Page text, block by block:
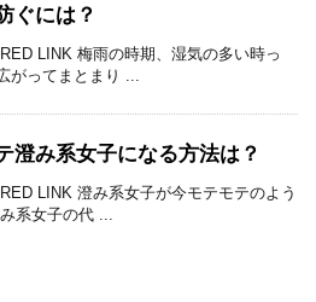
ぐには？
LINK 梅雨の時期、湿気の多い時っ
がってまとまり ...
澄み系女子になる方法は？
LINK 澄み系女子が今モテモテのよう
系女子の代 ...